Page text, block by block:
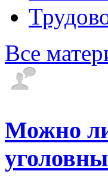
Все
Можно